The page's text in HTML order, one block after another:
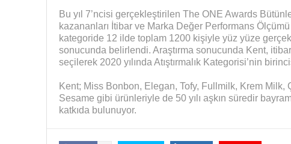
Bu yıl 7’ncisi gerçekleştirilen The ONE Awards
kazananları İtibar ve Marka Değer Performans Ölçümü
kategoride 12 ilde toplam 1200 kişiyle yüz yüze
sonucunda belirlendi. Araştırma sonucunda Kent,
seçilerek 2020 yılında Atıştırmalık Kategorisi’nin
Kent; Miss Bonbon, Elegan, Tofy, Fullmilk, Krem Milk,
Sesame gibi ürünleriyle de 50 yılı aşkın süredir
katkıda bulunuyor.